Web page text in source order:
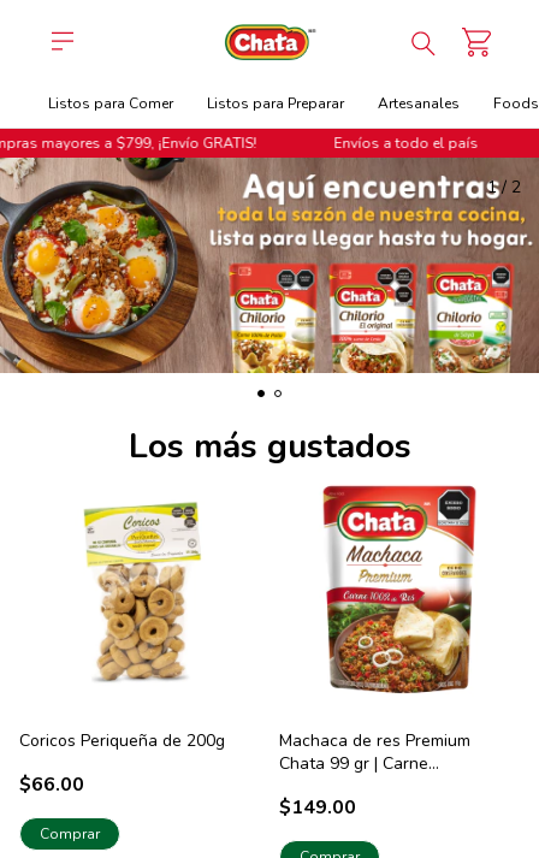
Listos para Comer Listos para Preparar Artesanales
mayores a $799, ¡Envío GRATIS! Envíos a todo el país
2/ 2
Los más gustados
Coricos Periqueña de 200g
$66.00
Comprar
Machaca de res Premium
Chata 99 gr | Carne
Deshebrada y Condimentada
$149.00